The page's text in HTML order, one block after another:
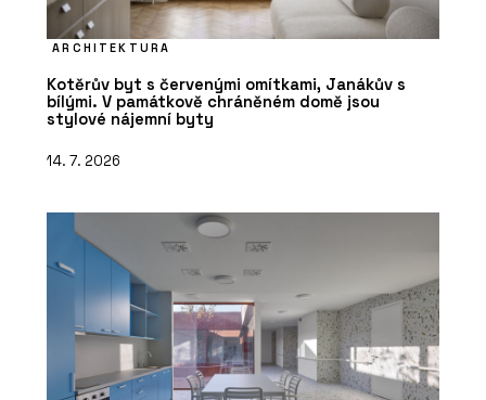
ARCHITEKTURA
Kotěrův byt s červenými omítkami, Janákův s
bílými. V památkově chráněném domě jsou
stylové nájemní byty
14. 7. 2026